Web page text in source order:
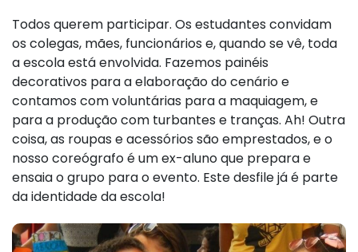
Todos querem participar. Os estudantes convidam
os colegas, mães, funcionários e, quando se vê, toda
a escola está envolvida. Fazemos painéis
decorativos para a elaboração do cenário e
contamos com voluntárias para a maquiagem, e
para a produção com turbantes e tranças. Ah! Outra
coisa, as roupas e acessórios são emprestados, e o
nosso coreógrafo é um ex-aluno que prepara e
ensaia o grupo para o evento. Este desfile já é parte
da identidade da escola!